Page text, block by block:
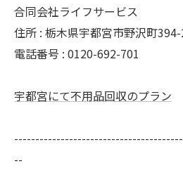
合同会社ライフサービス
住所 : 栃木県宇都宮市野沢町
電話番号 : 0120-692-701
宇都宮にて不用品回収のプラン
--